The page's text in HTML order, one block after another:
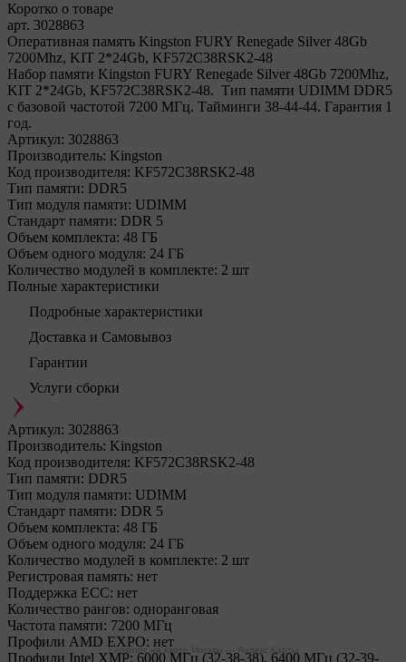
Коротко о товаре
арт. 3028863
Оперативная память Kingston FURY Renegade Silver 48Gb
7200Mhz, KIT 2*24Gb, KF572C38RSK2-48
Набор памяти Kingston FURY Renegade Silver 48Gb 7200Mhz,
KIT 2*24Gb, KF572C38RSK2-48. Тип памяти UDIMM DDR5
с базовой частотой 7200 МГц. Тайминги 38-44-44. Гарантия 1
год.
Артикул: 3028863
Производитель: Kingston
Код производителя: KF572C38RSK2-48
Тип памяти: DDR5
Тип модуля памяти: UDIMM
Стандарт памяти: DDR 5
Объем комплекта: 48 ГБ
Объем одного модуля: 24 ГБ
Количество модулей в комплекте: 2 шт
Полные характеристики
Подробные характеристики
Доставка и Самовывоз
Гарантии
Услуги сборки
Артикул: 3028863
Производитель: Kingston
Код производителя: KF572C38RSK2-48
Тип памяти: DDR5
Тип модуля памяти: UDIMM
Стандарт памяти: DDR 5
Объем комплекта: 48 ГБ
Объем одного модуля: 24 ГБ
Количество модулей в комплекте: 2 шт
Регистровая память: нет
Поддержка ECC: нет
Количество рангов: одноранговая
Частота памяти: 7200 МГц
Профили AMD EXPO: нет
Профили Intel XMP: 6000 МГц (32-38-38), 6400 МГц (32-39-
Legionpc на карте Москвы — Яндекс Карты